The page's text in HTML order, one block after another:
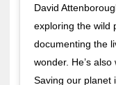
David
exploring the wild
documenting the
wonder. He’s
Saving our planet